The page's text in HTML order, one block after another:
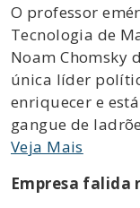
O professor
Tecnologia de
Noam Chomsky
única líder
enriquecer e
gangue de
Veja Mais
Empresa falida